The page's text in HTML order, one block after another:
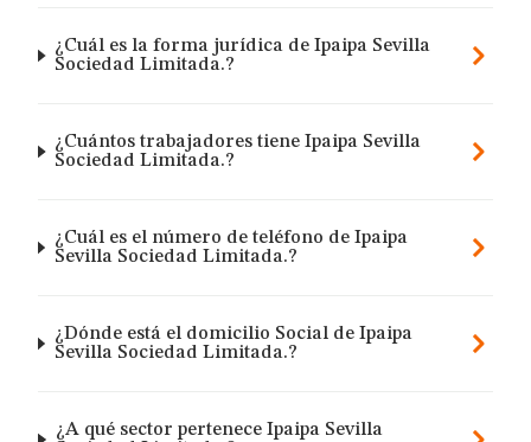
¿Cuál es la forma jurídica de Ipaipa Sevilla
Sociedad Limitada.?
¿Cuántos trabajadores tiene Ipaipa Sevilla
Sociedad Limitada.?
¿Cuál es el número de teléfono de Ipaipa
Sevilla Sociedad Limitada.?
¿Dónde está el domicilio Social de Ipaipa
Sevilla Sociedad Limitada.?
¿A qué sector pertenece Ipaipa Sevilla